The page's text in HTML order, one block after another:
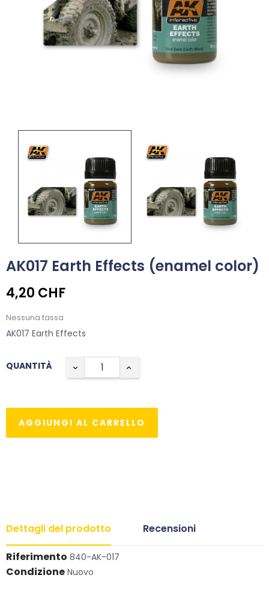
AK017 Earth Effects (enamel color)
4,20 CHF
Nessuna tassa
AK017 Earth Effects
QUANTITÀ
AGGIUNGI AL CARRELLO
Dettagli del prodotto Recensioni
Riferimento 840-AK-017
Condizione Nuovo